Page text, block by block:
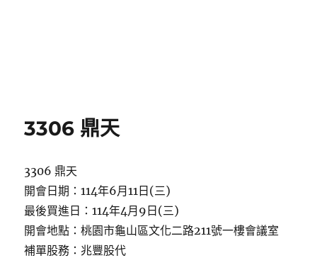
3306 鼎天
3306 鼎天
開會日期：114年6月11日(三)
最後買進日：114年4月9日(三)
開會地點：桃園市龜山區文化二路211號一樓會議室
補單股務：兆豐股代